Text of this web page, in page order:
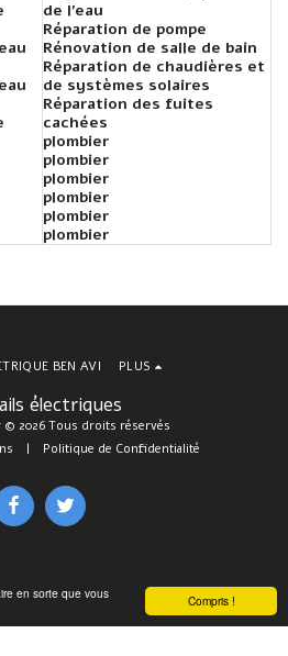
Compris !
en sorte que vous
de l'eau
Réparation de pompe
Rénovation de salle de bain
Réparation de chaudières et
de systèmes solaires
Réparation des fuites
cachées
plombier
plombier
plombier
plombier
plombier
plombier
électriques
2026 Tous droits réservés
| Politique de Confidentialité
BEN AVI PLUS